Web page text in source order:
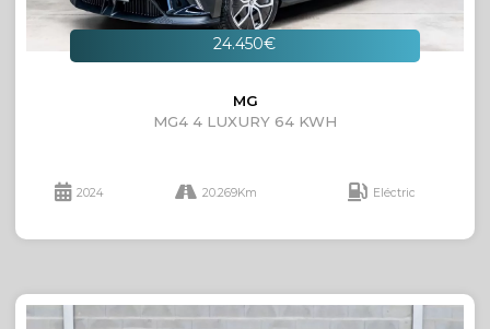
24.450€
MG
MG4 4 LUXURY 64 KWH
2024 20.269Km Eléctric